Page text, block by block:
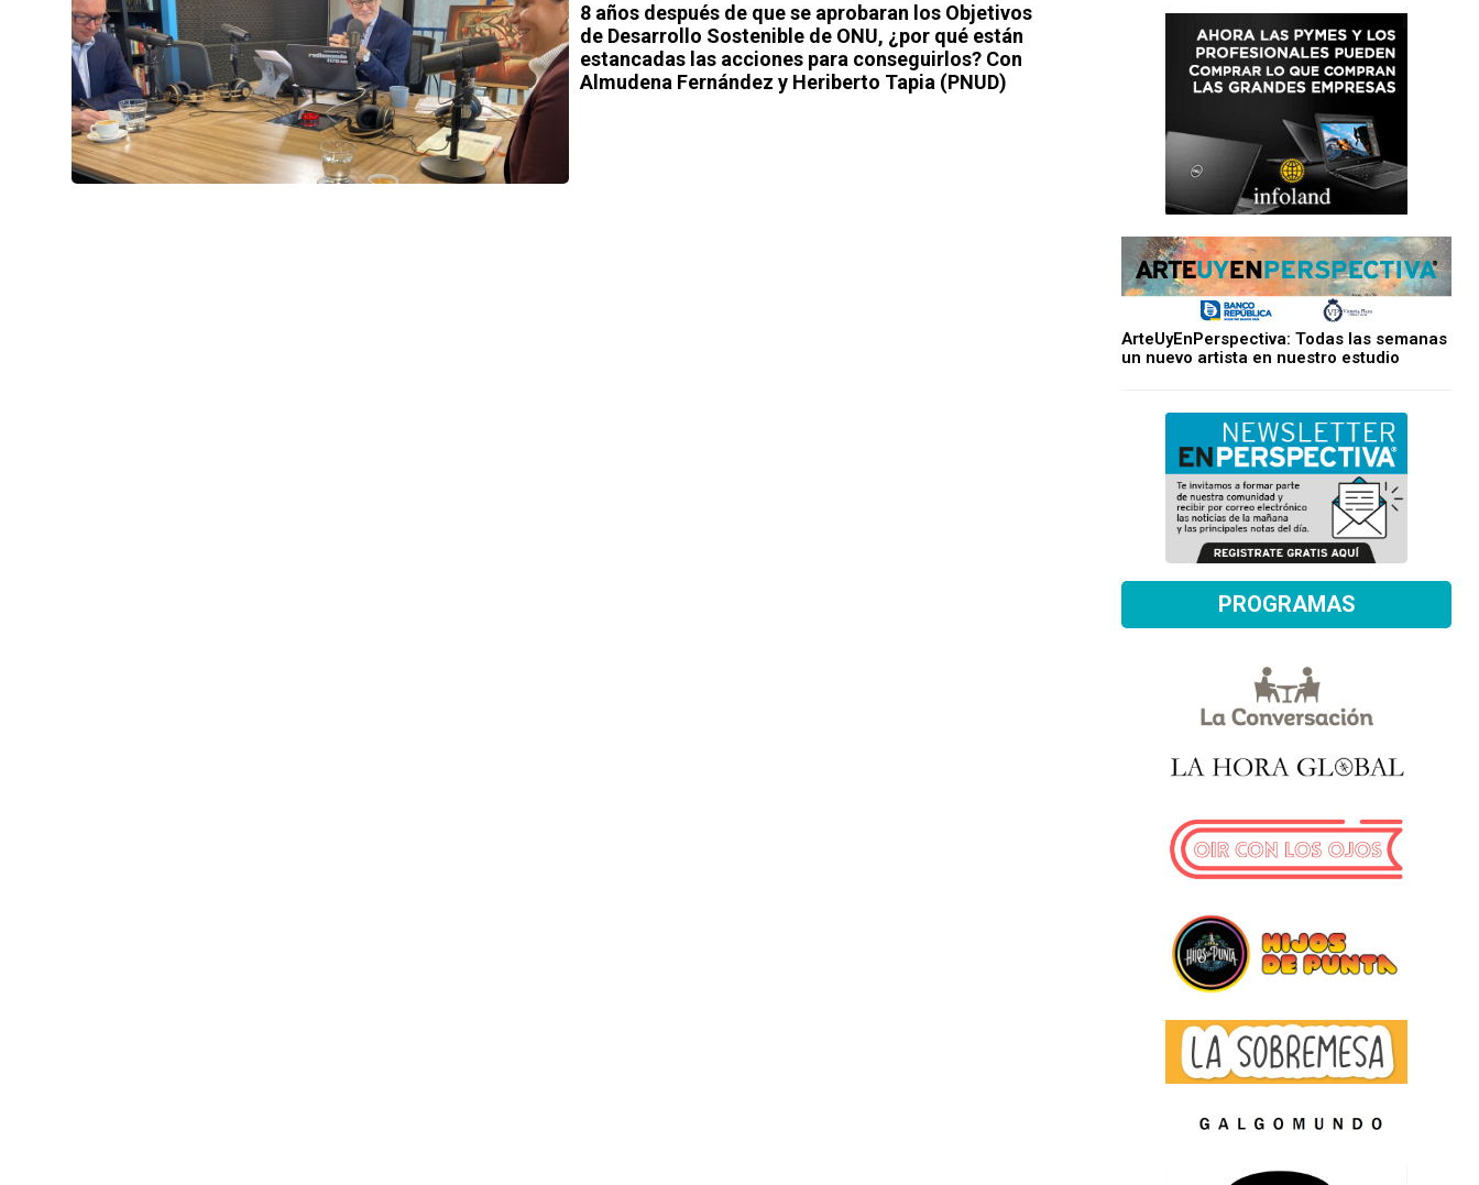
8 años después de que se aprobaran los Objetivos
de Desarrollo Sostenible de ONU, ¿por qué están
estancadas las acciones para conseguirlos? Con
Almudena Fernández y Heriberto Tapia (PNUD)
ArteUyEnPerspectiva: Todas las semanas
un nuevo artista en nuestro estudio
PROGRAMAS